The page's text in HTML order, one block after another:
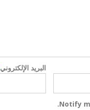
البريد الإلكتروني
Notify